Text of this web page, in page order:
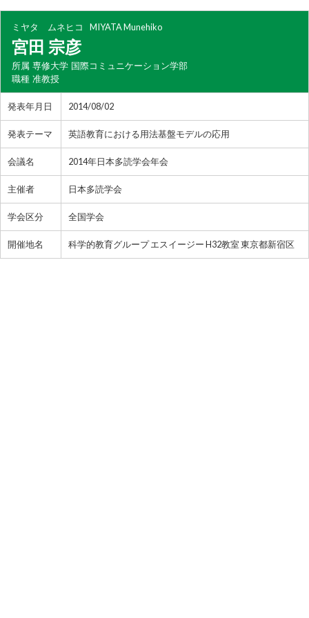
ミヤタ ムネヒコ MIYATA Munehiko
宮田 宗彦
所属 専修大学 国際コミュニケーション学部
職種 准教授
発表年月日 2014/08/02
発表テーマ 英語教育における用法基盤モデルの応用
会議名 2014年日本多読学会年会
主催者 日本多読学会
学会区分 全国学会
開催地名 科学的教育グループ エスイージー H32教室 東京都新宿区